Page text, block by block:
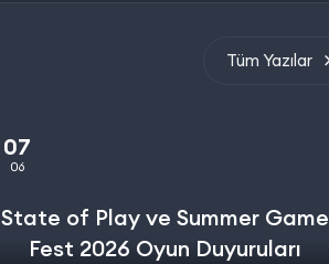
Tüm Yazılar
07
06
State of Play ve Summer Game
Fest 2026 Oyun Duyuruları